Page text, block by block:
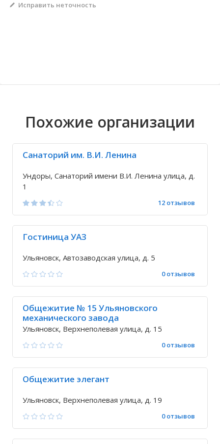
Исправить неточность
Похожие организации
Санаторий им. В.И. Ленина
Ундоры, Санаторий имени В.И. Ленина улица, д.
1
12 отзывов
Гостиница УАЗ
Ульяновск, Автозаводская улица, д. 5
0 отзывов
Общежитие № 15 Ульяновского
механического завода
Ульяновск, Верхнеполевая улица, д. 15
0 отзывов
Общежитие элегант
Ульяновск, Верхнеполевая улица, д. 19
0 отзывов